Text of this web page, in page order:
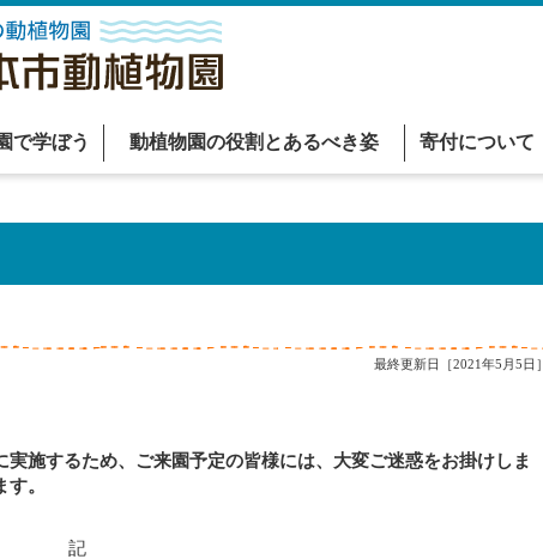
で学ぼう 動植物園の役割とあるべき姿 寄付について
最終更新日［2021年5月5日］
施するため、ご来園予定の皆様には、大変ご迷惑をお掛けしま
。
記